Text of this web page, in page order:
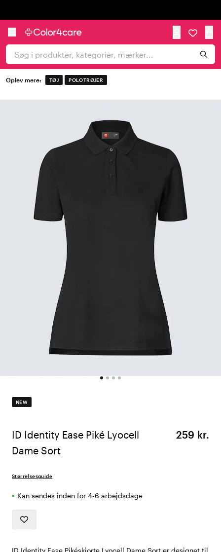
Oplev mere: TØJ POLOTRØJER
NEW
ID Identity Ease Piké Lyocell
Dame Sort
259 kr.
Størrelsesguide
Kan sendes inden for 4-6 arbejdsdage